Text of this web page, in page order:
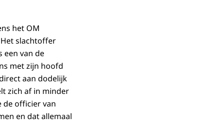
het OM
slachtoffer
een van de
met zijn hoofd
aan dodelijk
zich af in minder
de officier van
en dat allemaal